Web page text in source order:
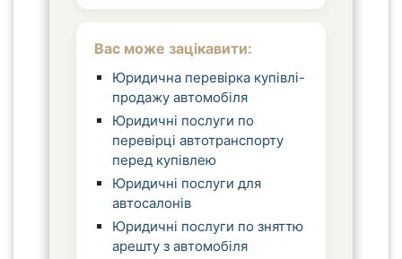
Вас може зацікавити:
Юридична перевірка купівлі-
продажу автомобіля
Юридичні послуги по
перевірці автотранспорту
перед купівлею
Юридичні послуги для
автосалонів
Юридичні послуги по зняттю
арешту з автомобіля